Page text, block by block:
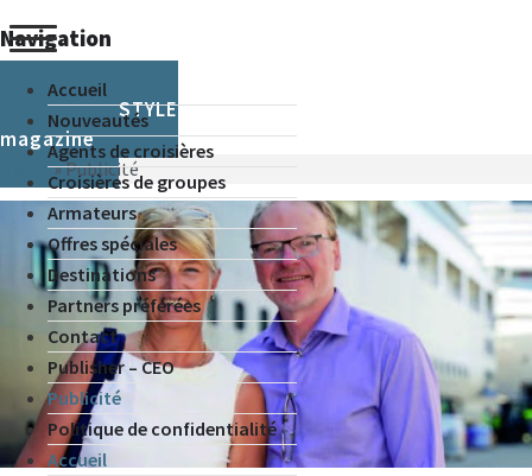
Navigation
Accueil
Nouveautés
Agents de croisières
Croisières de groupes
Armateurs
Offres spéciales
Destinations
Partners préférées
Contact
Publisher – CEO
Publicité
Politique de confidentialité
Accueil
CRUISE & STYLE
magazine
Home»Publicité